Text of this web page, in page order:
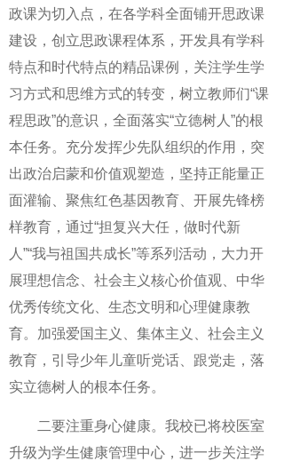
政课为切入点，在各学科全面铺开思政课
建设，创立思政课程体系，开发具有学科
特点和时代特点的精品课例，关注学生学
习方式和思维方式的转变，树立教师们“课
程思政”的意识，全面落实“立德树人”的根
本任务。充分发挥少先队组织的作用，突
出政治启蒙和价值观塑造，坚持正能量正
面灌输、聚焦红色基因教育、开展先锋榜
样教育，通过“担复兴大任，做时代新
人”“我与祖国共成长”等系列活动，大力开
展理想信念、社会主义核心价值观、中华
优秀传统文化、生态文明和心理健康教
育。加强爱国主义、集体主义、社会主义
教育，引导少年儿童听党话、跟党走，落
实立德树人的根本任务。
二要注重身心健康。我校已将校医室
升级为学生健康管理中心，进一步关注学